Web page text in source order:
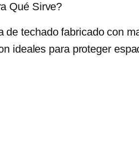
Qué Sirve?
de techado fabricado con
ideales para proteger